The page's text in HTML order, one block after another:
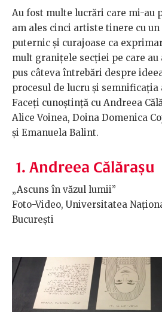
Au fost multe lucrări care mi-au
am ales cinci artiste tinere cu
puternic și curajoase ca
mult granițele secției pe care
pus câteva întrebări despre
procesul de lucru și
Faceți cunoștință cu Andreea
Alice Voinea, Doina Domenica
și Emanuela Balint.
1. Andreea Călărașu
„Ascuns în văzul lumii”
Foto-Video, Universitatea
București